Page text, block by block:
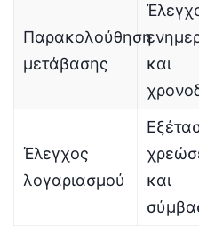
Παρακολούθηση
μετάβασης
και
Έλεγχος
λογαριασμού
και